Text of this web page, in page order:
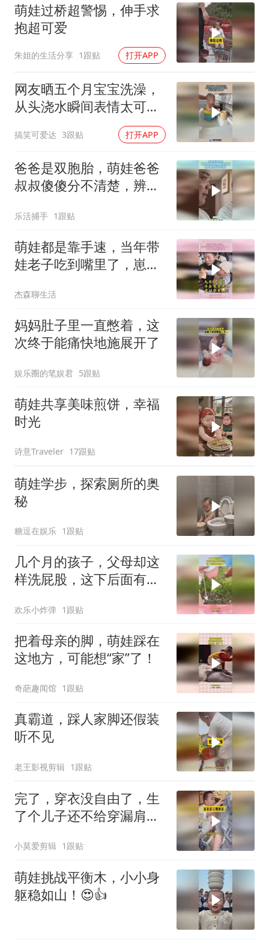
萌娃过桥超警惕，伸手求
抱超可爱
朱姐的生活分享 1跟贴 打开APP
网友晒五个月宝宝洗澡，
从头浇水瞬间表情太可
爱，醒醐灌顶具象化了！
搞笑可爱达 3跟贴 打开APP
爸爸是双胞胎，萌娃爸爸
叔叔傻傻分不清楚，辨真
乐活捕手 1跟贴
萌娃都是靠手速，当年带
娃老子吃到嘴里了，崽子
杰森聊生活
妈妈肚子里一直憋着，这
次终于能痛快地施展开了
娱乐圈的笔娱君 5跟贴
萌娃共享美味煎饼，幸福
时光
诗意Traveler 17跟贴
萌娃学步，探索厕所的奥
秘
糖逗在娱乐 1跟贴
几个月的孩子，父母却这
样洗屁股，这下后面有的
欢乐小炸弹 1跟贴
把着母亲的脚，萌娃踩在
这地方，可能想“家”了！
奇葩趣闻馆 1跟贴
真霸道，踩人家脚还假装
听不见
老王影视剪辑 1跟贴
完了，穿衣没自由了，生
了个儿子还不给穿漏肩衣
小莫爱剪辑 1跟贴
萌娃挑战平衡木，小小身
躯稳如山！😍👍